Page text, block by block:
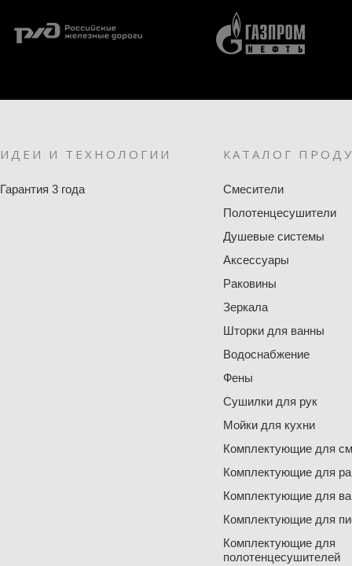
ИДЕИ И ТЕХНОЛОГИИ
Гарантия 3 года
КАТАЛОГ
Смесители
Полотенцесушители
Душевые системы
Аксессуары
Раковины
Зеркала
Шторки для ванны
Водоснабжение
Фены
Сушилки для рук
Мойки для кухни
Комплектующие для
Комплектующие для
Комплектующие для
Комплектующие для
Комплектующие для
полотенцесушителей